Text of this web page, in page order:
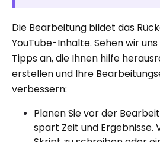
Die Bearbeitung bildet das
YouTube-Inhalte. Sehen wir
Tipps an, die Ihnen hilfe
erstellen und Ihre
verbessern:
Planen Sie vor der
spart Zeit und Ergebnisse.